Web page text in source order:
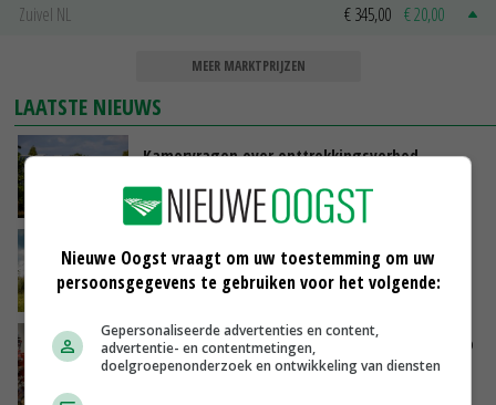
Zuivel NL
€ 345,00 € 20,00
MEER MARKTPRIJZEN
LAATSTE NIEUWS
Kamervragen over onttrekkingsverbod,
GISTEREN, 16:27
‘Rendement van Krullvarkens komt van de
overkant’
GISTEREN, 15:30
Oorlogen en El Niño stuwen voedselprijzen op
Nieuwe Oogst vraagt om uw toestemming om uw
persoonsgegevens te gebruiken voor het volgende:
Gepersonaliseerde advertenties en content,
advertentie- en contentmetingen,
doelgroepenonderzoek en ontwikkeling van diensten